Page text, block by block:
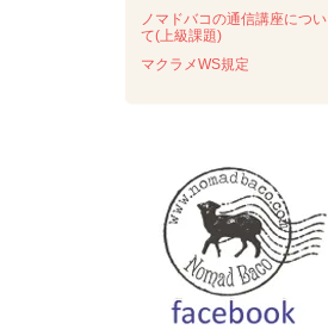
ノマドバコの通信講座につい
て(上級課題)
マクラメWS規定